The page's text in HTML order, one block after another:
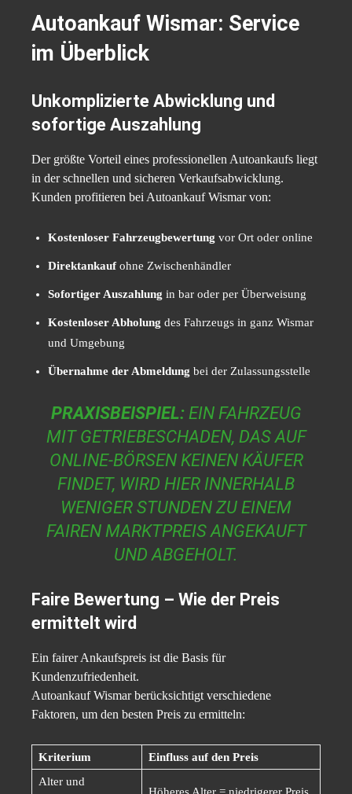
Autoankauf Wismar: Service
im Überblick
Unkomplizierte Abwicklung und
sofortige Auszahlung
Der größte Vorteil eines professionellen Autoankaufs liegt
in der schnellen und sicheren Verkaufsabwicklung.
Kunden profitieren bei Autoankauf Wismar von:
Kostenloser Fahrzeugbewertung vor Ort oder online
Direktankaufohne Zwischenhändler
Sofortiger Auszahlung in bar oder per Überweisung
Kostenloser Abholung des Fahrzeugs in ganz Wismar
und Umgebung
Übernahme der Abmeldung bei der Zulassungsstelle
PRAXISBEISPIEL:EIN FAHRZEUG
MIT GETRIEBESCHADEN, DAS AUF
ONLINE-BÖRSEN KEINEN KÄUFER
FINDET, WIRD HIER INNERHALB
WENIGER STUNDEN ZU EINEM
FAIREN MARKTPREIS ANGEKAUFT
UND ABGEHOLT.
Faire Bewertung – Wie der Preis
ermittelt wird
Ein fairer Ankaufspreis ist die Basis für
Kundenzufriedenheit.
Autoankauf Wismar berücksichtigt verschiedene
Faktoren, um den besten Preis zu ermitteln:
Kriterium
Einfluss auf den Preis
Alter und